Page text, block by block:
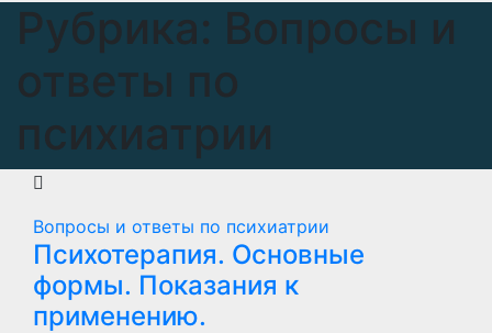
Рубрика: Вопросы и
ответы по
психиатрии
Вопросы и ответы по психиатрии
Психотерапия. Основные
формы. Показания к
применению.